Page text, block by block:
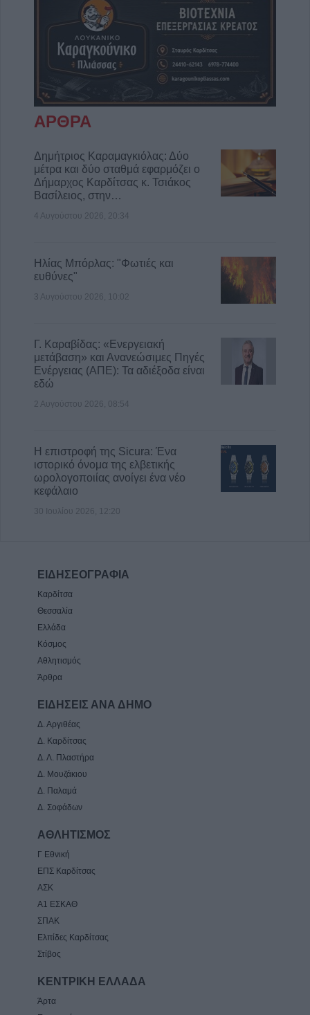
ΑΡΘΡΑ
Δημήτριος Καραμαγκιόλας: Δύο
μέτρα και δύο σταθμά εφαρμόζει ο
Δήμαρχος Καρδίτσας κ. Τσιάκος
Βασίλειος, στην…
4 Αυγούστου 2026, 20:34
Ηλίας Μπόρλας: "Φωτιές και
ευθύνες"
3 Αυγούστου 2026, 10:02
Γ. Καραβίδας: «Ενεργειακή
μετάβαση» και Ανανεώσιμες Πηγές
Ενέργειας (ΑΠΕ): Τα αδιέξοδα είναι
εδώ
2 Αυγούστου 2026, 08:54
Η επιστροφή της Sicura: Ένα
ιστορικό όνομα της ελβετικής
ωρολογοποιίας ανοίγει ένα νέο
κεφάλαιο
30 Ιουλίου 2026, 12:20
ΕΙΔΗΣΕΟΓΡΑΦΙΑ
Καρδίτσα
Θεσσαλία
Ελλάδα
Κόσμος
Αθλητισμός
Άρθρα
ΕΙΔΗΣΕΙΣ ΑΝΑ ΔΗΜΟ
Δ. Αργιθέας
Δ. Καρδίτσας
Δ. Λ. Πλαστήρα
Δ. Μουζάκιου
Δ. Παλαμά
Δ. Σοφάδων
ΑΘΛΗΤΙΣΜΟΣ
Γ Εθνική
ΕΠΣ Καρδίτσας
ΑΣΚ
Α1 ΕΣΚΑΘ
ΣΠΑΚ
Ελπίδες Καρδίτσας
Στίβος
ΚΕΝΤΡΙΚΗ ΕΛΛΑΔΑ
Άρτα